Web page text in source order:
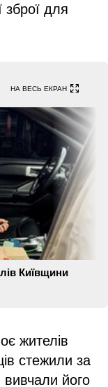
зброї для
НА ВЕСЬ ЕКРАН
Київщини
жителів
стежили за
вивчали його